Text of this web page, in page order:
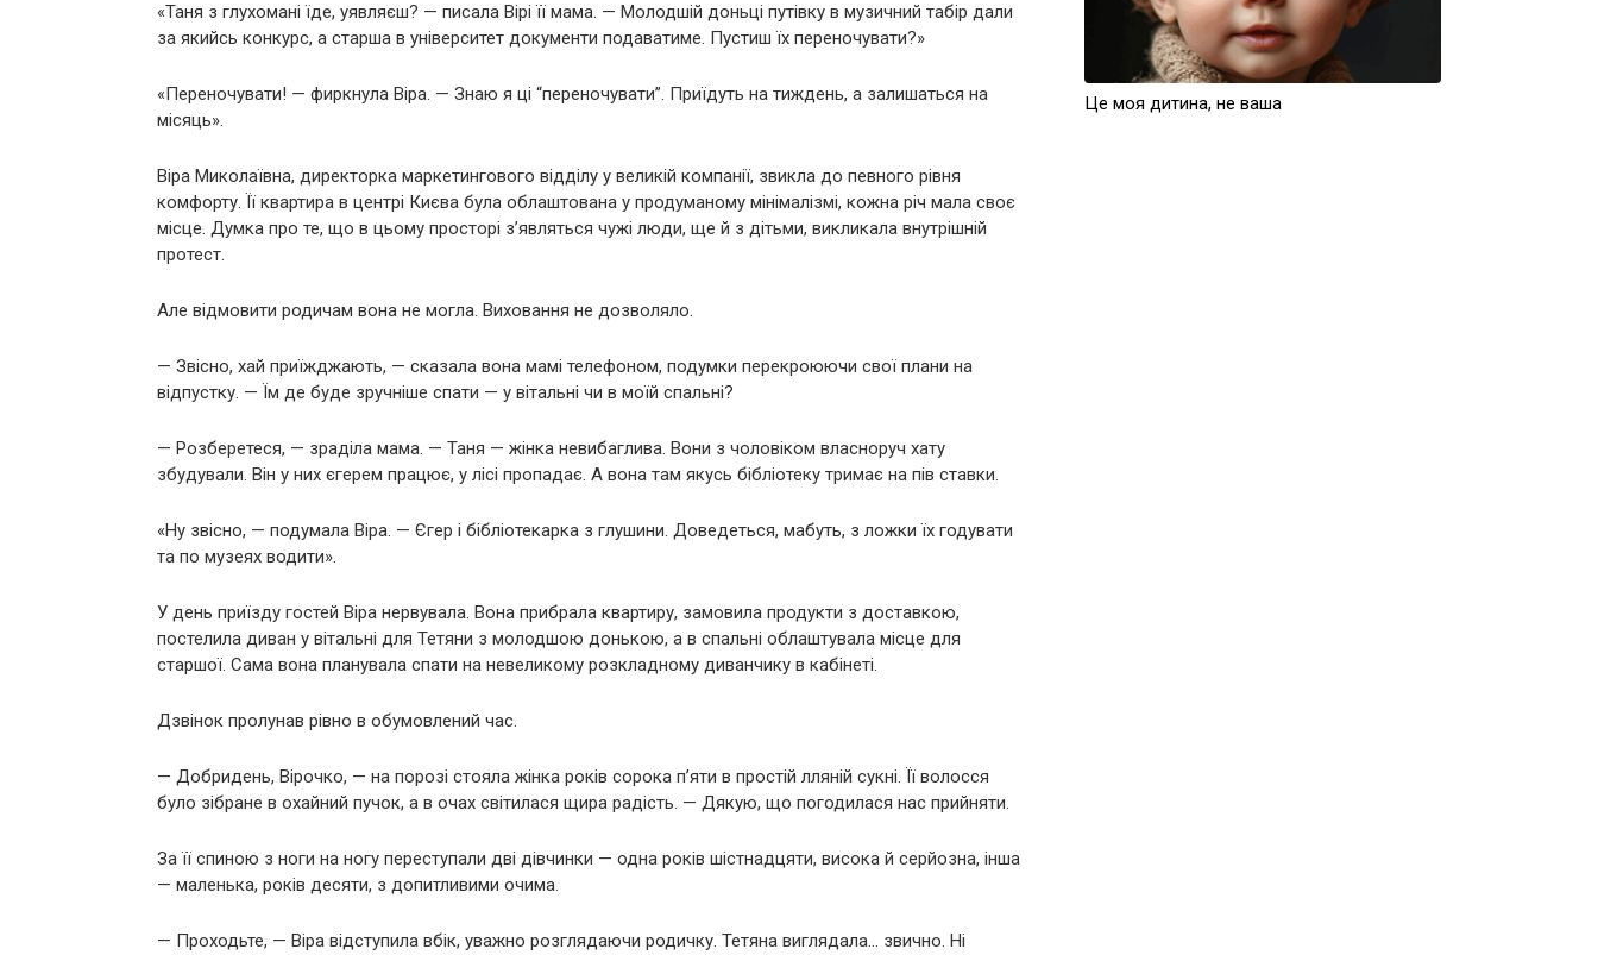
«Таня з глухомані їде, уявляєш? — писала Вірі її мама. — Молодшій доньці путівку в музичний табір дали
за якийсь конкурс, а старша в університет документи подаватиме. Пустиш їх переночувати?»
«Переночувати! — фиркнула Віра. — Знаю я ці “переночувати”. Приїдуть на тиждень, а залишаться на
місяць».
Віра Миколаївна, директорка маркетингового відділу у великій компанії, звикла до певного рівня
комфорту. Її квартира в центрі Києва була облаштована у продуманому мінімалізмі, кожна річ мала своє
місце. Думка про те, що в цьому просторі з’являться чужі люди, ще й з дітьми, викликала внутрішній
протест.
Але відмовити родичам вона не могла. Виховання не дозволяло.
— Звісно, хай приїжджають, — сказала вона мамі телефоном, подумки перекроюючи свої плани на
відпустку. — Їм де буде зручніше спати — у вітальні чи в моїй спальні?
— Розберетеся, — зраділа мама. — Таня — жінка невибаглива. Вони з чоловіком власноруч хату
збудували. Він у них єгерем працює, у лісі пропадає. А вона там якусь бібліотеку тримає на пів ставки.
«Ну звісно, — подумала Віра. — Єгер і бібліотекарка з глушини. Доведеться, мабуть, з ложки їх годувати
та по музеях водити».
У день приїзду гостей Віра нервувала. Вона прибрала квартиру, замовила продукти з доставкою,
постелила диван у вітальні для Тетяни з молодшою донькою, а в спальні облаштувала місце для
старшої. Сама вона планувала спати на невеликому розкладному диванчику в кабінеті.
Дзвінок пролунав рівно в обумовлений час.
— Добридень, Вірочко, — на порозі стояла жінка років сорока п’яти в простій лляній сукні. Її волосся
було зібране в охайний пучок, а в очах світилася щира радість. — Дякую, що погодилася нас прийняти.
За її спиною з ноги на ногу переступали дві дівчинки — одна років шістнадцяти, висока й серйозна, інша
— маленька, років десяти, з допитливими очима.
— Проходьте, — Віра відступила вбік, уважно розглядаючи родичку. Тетяна виглядала… звично. Ні
Це моя дитина, не ваша